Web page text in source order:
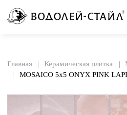
Главная Керамическая плитка
MOSAICO 5x5 ONYX PINK